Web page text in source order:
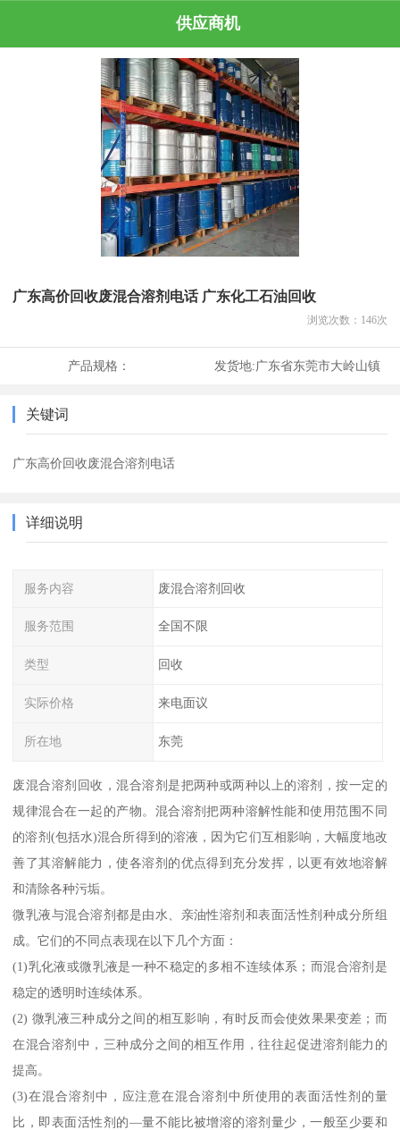
供应商机
广东高价回收废混合溶剂电话 广东化工石油回收
浏览次数： 146次
产品规格： 发货地:广东省东莞市大岭山镇
关键词
广东高价回收废混合溶剂电话
详细说明
服务内容 废混合溶剂回收
服务范围 全国不限
类型 回收
实际价格 来电面议
所在地 东莞
废混合溶剂回收，混合溶剂是把两种或两种以上的溶剂，按一定的
规律混合在一起的产物。混合溶剂把两种溶解性能和使用范围不同
的溶剂(包括水)混合所得到的溶液，因为它们互相影响，大幅度地改
善了其溶解能力，使各溶剂的优点得到充分发挥，以更有效地溶解
和清除各种污垢。
微乳液与混合溶剂都是由水、亲油性溶剂和表面活性剂种成分所组
成。它们的不同点表现在以下几个方面：
(1)乳化液或微乳液是一种不稳定的多相不连续体系；而混合溶剂是
稳定的透明时连续体系。
(2) 微乳液三种成分之间的相互影响，有时反而会使效果果变差；而
在混合溶剂中，三种成分之间的相互作用，往往起促进溶剂能力的
提高。
(3)在混合溶剂中，应注意在混合溶剂中所使用的表面活性剂的量
比，即表面活性剂的—量不能比被增溶的溶剂量少，一般至少要和